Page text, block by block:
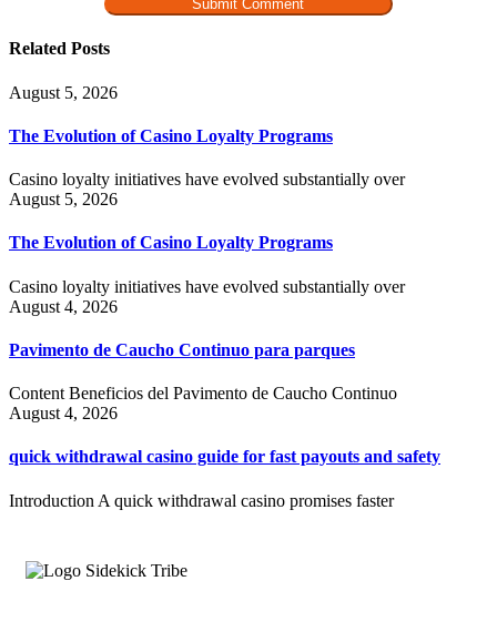
Related Posts
August 5, 2026
The Evolution of Casino Loyalty Programs
Casino loyalty initiatives have evolved substantially over
August 5, 2026
The Evolution of Casino Loyalty Programs
Casino loyalty initiatives have evolved substantially over
August 4, 2026
Pavimento de Caucho Continuo para parques
Content Beneficios del Pavimento de Caucho Continuo
August 4, 2026
quick withdrawal casino guide for fast payouts and safety
Introduction A quick withdrawal casino promises faster